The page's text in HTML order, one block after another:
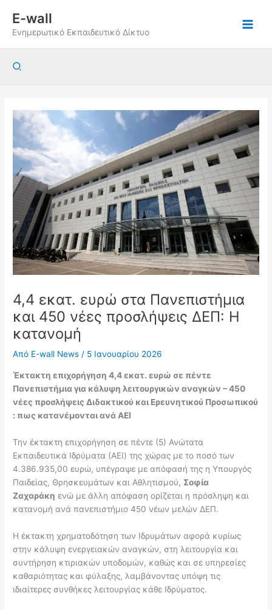
περιεχόμενο
E-wall
Ενημερωτικό Εκπαιδευτικό Δίκτυο
Αναζήτηση
4,4 εκατ. ευρώ στα Πανεπιστήμια
και 450 νέες προσλήψεις ΔΕΠ: Η
κατανομή
Από E-wall News/ 5 Ιανουαρίου 2026
Έκτακτη επιχορήγηση 4,4 εκατ. ευρώ σε πέντε
Πανεπιστήμια για κάλυψη λειτουργικών αναγκών – 450
νέες προσλήψεις Διδακτικού και Ερευνητικού Προσωπικού
: πως κατανέμονται ανά ΑΕΙ
Την έκτακτη επιχορήγηση σε πέντε (5) Ανώτατα
Εκπαιδευτικά Ιδρύματα (ΑΕΙ) της χώρας με το ποσό των
4.386.935,00 ευρώ, υπέγραψε με απόφασή της η Υπουργός
Παιδείας, Θρησκευμάτων και Αθλητισμού, Σοφία
Ζαχαράκη ενώ με άλλη απόφαση ορίζεται η πρόσληψη και
κατανομή ανά πανεπιστήμιο 450 νέων μελών ΔΕΠ.
Η έκτακτη χρηματοδότηση των Ιδρυμάτων αφορά κυρίως
στην κάλυψη ενεργειακών αναγκών, στη λειτουργία και
συντήρηση κτιριακών υποδομών, καθώς και σε υπηρεσίες
καθαριότητας και φύλαξης, λαμβάνοντας υπόψη τις
ιδιαίτερες συνθήκες λειτουργίας κάθε Ιδρύματος.